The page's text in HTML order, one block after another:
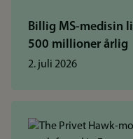
Billig MS-medisin
500 millioner årlig
2. juli 2026